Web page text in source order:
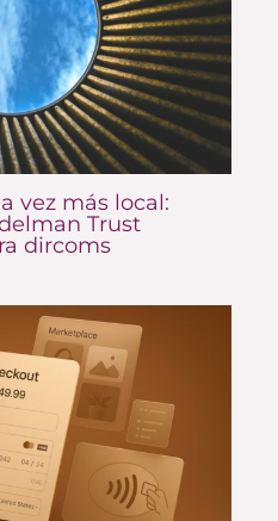
vez más local:
Trust
dircoms